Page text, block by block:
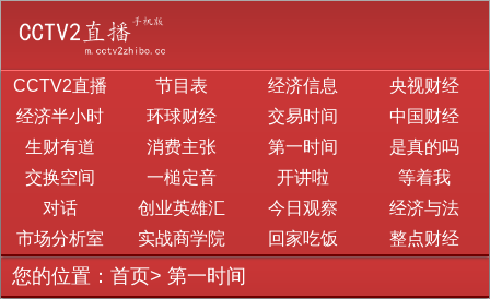
CCTV2直播 节目表 经济信息
央视财经
经济半小时
环球财经 交易时间
中国财经
生财有道
消费主张 第一时间
是真的吗
交换空间
一槌定音 开讲啦
等着我
对话
创业英雄汇 今日观察
经济与法
市场分析室
实战商学院 回家吃饭 整点财经
您的位置： 首页> 第一时间